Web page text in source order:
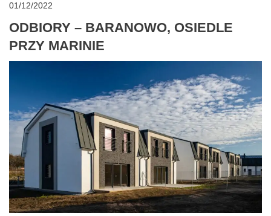
01/12/2022
ODBIORY – BARANOWO, OSIEDLE
PRZY MARINIE